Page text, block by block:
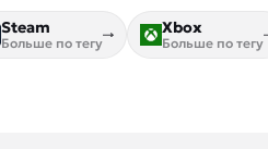
Steam
Больше по тегу
Xbox
Больше по тегу